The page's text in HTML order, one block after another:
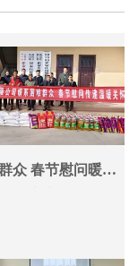
众 春节慰问暖人